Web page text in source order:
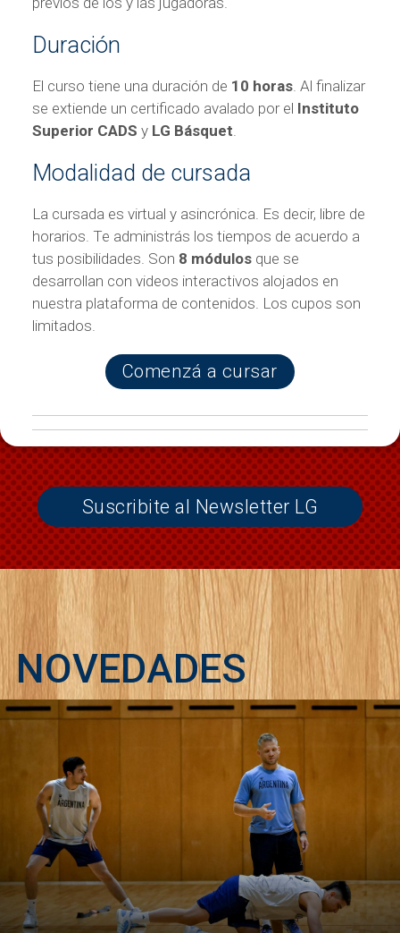
Duración
El curso tiene una duración de 10 horas. Al finalizar
se extiende un certificado avalado por el Instituto
Superior CADS y LG Básquet.
Modalidad de cursada
La cursada es virtual y asincrónica. Es decir, libre de
horarios. Te administrás los tiempos de acuerdo a
tus posibilidades. Son 8 módulosque se
desarrollan con videos interactivos alojados en
nuestra plataforma de contenidos. Los cupos son
limitados.
Comenzá a cursar
Suscribite al Newsletter LG
NOVEDADES